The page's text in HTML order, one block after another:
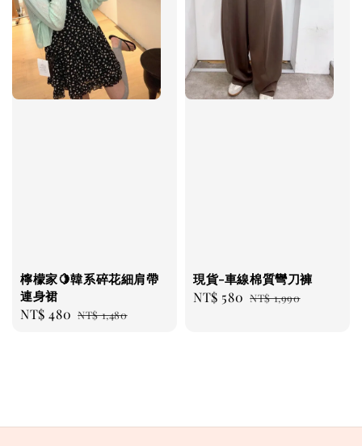
檸檬家🍋韓系碎花細肩帶
連身裙
Sale
NT$ 480 Regular
NT$ 1,480
現貨-車線棉質彎刀褲
Sale
NT$ 580 Regular
NT$ 1,990